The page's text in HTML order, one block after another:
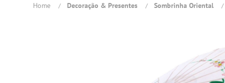
Home Decoração & Presentes Sombrinha Oriental